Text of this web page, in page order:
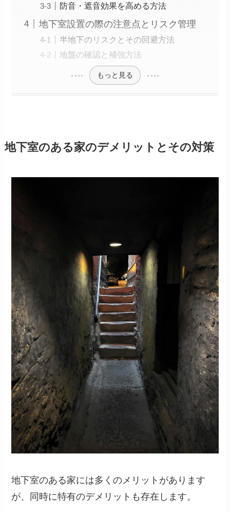
防音・遮音効果を高める方法
地下室設置の際の注意点とリスク管理
半地下のリスクとその回避方法
地盤の確認と補強方法
もっと見る
地下室のある家のデメリットとその対策
地下室のある家には多くのメリットがあります
が、同時に特有のデメリットも存在します。